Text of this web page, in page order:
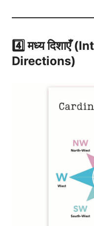
4️⃣ मध्य दिशाएँ
Directions)